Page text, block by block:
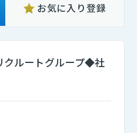
お気に入り登録
ルートグループ◆社